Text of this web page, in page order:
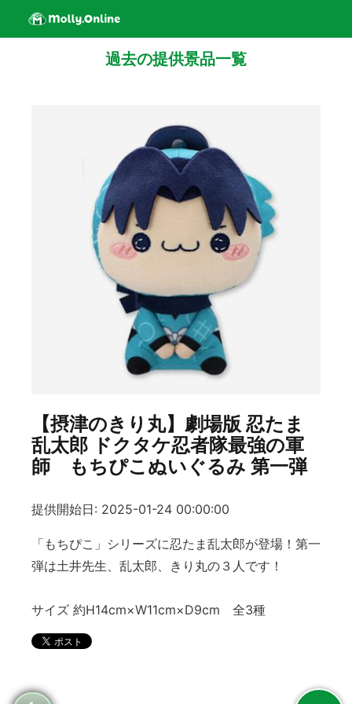
過去の提供景品一覧
【摂津のきり丸】劇場版 忍たま
乱太郎 ドクタケ忍者隊最強の軍
師 もちぴこぬいぐるみ 第一弾
提供開始日: 2025-01-24 00:00:00
「もちぴこ」シリーズに忍たま乱太郎が登場！第一
弾は土井先生、乱太郎、きり丸の３人です！
サイズ 約H14cm×W11cm×D9cm 全3種